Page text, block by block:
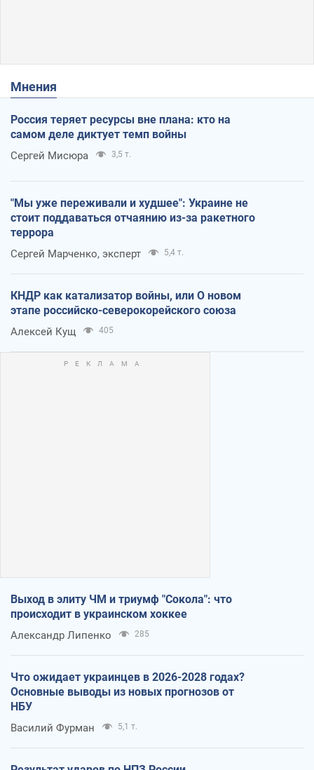
Мнения
Россия теряет ресурсы вне плана: кто на
самом деле диктует темп войны
Сергей Мисюра 3,5 т.
"Мы уже переживали и худшее": Украине не
стоит поддаваться отчаянию из-за ракетного
террора
Сергей Марченко, эксперт 5,4 т.
КНДР как катализатор войны, или О новом
этапе российско-северокорейского союза
Алексей Кущ 405
Выход в элиту ЧМ и триумф "Сокола": что
происходит в украинском хоккее
Александр Липенко 285
Что ожидает украинцев в 2026-2028 годах?
Основные выводы из новых прогнозов от
НБУ
Василий Фурман 5,1 т.